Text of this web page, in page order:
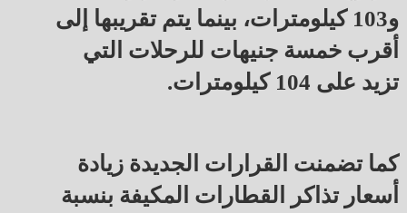
و103 كيلومترات، بينما يتم تقريبها إلى
أقرب خمسة جنيهات للرحلات التي
تزيد على 104 كيلومترات.
كما تضمنت القرارات الجديدة زيادة
أسعار تذاكر القطارات المكيفة بنسبة